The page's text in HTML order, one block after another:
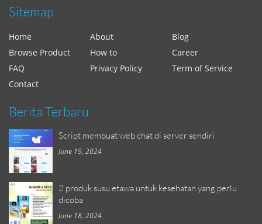
Sitemap
Home About
Blog
Browse Product
How to
Career
FAQ
Privacy Policy
Term of Service
Contact
Berita Terbaru
Script membuat web chat di server sendiri
June 19, 2024
2 produk susu etawa untuk kesehatan yang perlu
dicoba
June 18, 2024